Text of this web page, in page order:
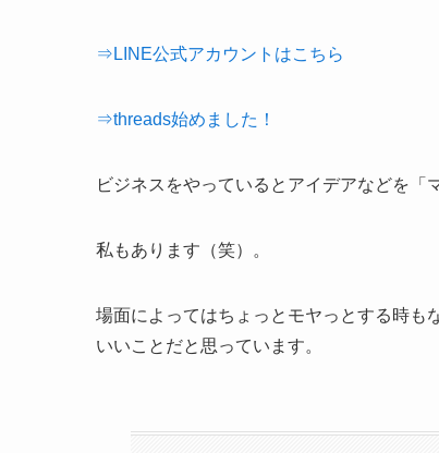
⇒LINE公式アカウントはこちら
⇒threads始めました！
ビジネスをやっているとアイデアなどを「
私もあります（笑）。
場面によってはちょっとモヤっとする時も
いいことだと思っています。